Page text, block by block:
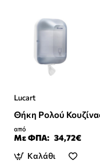
Lucart
Θήκη Ρολού
από
Με ΦΠΑ: 34,72€
Καλάθι